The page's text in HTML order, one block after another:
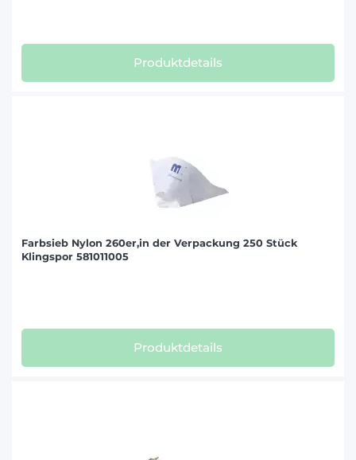
Produktdetails
Farbsieb Nylon 260er,in der Verpackung 250 Stück
Klingspor 581011005
Produktdetails